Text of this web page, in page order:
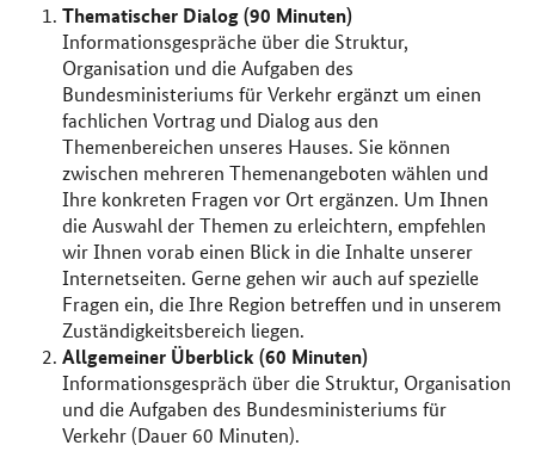
Thematischer Dialog (90 Minuten)
Informationsgespräche über die Struktur,
Organisation und die Aufgaben des
Bundesministeriums für Verkehr ergänzt um einen
fachlichen Vortrag und Dialog aus den
Themenbereichen unseres Hauses. Sie können
zwischen mehreren Themenangeboten wählen und
Ihre konkreten Fragen vor Ort ergänzen. Um Ihnen
die Auswahl der Themen zu erleichtern, empfehlen
wir Ihnen vorab einen Blick in die Inhalte unserer
Internetseiten. Gerne gehen wir auch auf spezielle
Fragen ein, die Ihre Region betreffen und in unserem
Zuständigkeitsbereich liegen.
Allgemeiner Überblick (60 Minuten)
Informationsgespräch über die Struktur, Organisation
und die Aufgaben des Bundesministeriums für
Verkehr (Dauer 60 Minuten).